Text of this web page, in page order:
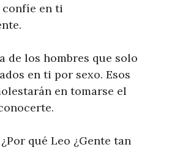
confíe en ti
de los hombres que solo
​​en ti por sexo. Esos
en tomarse el
qué Leo ¿Gente tan